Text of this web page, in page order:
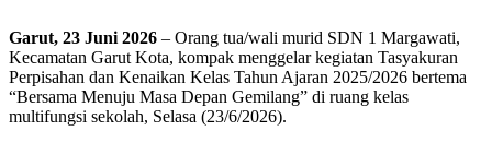
Garut, 23 Juni 2026 – Orang tua/wali murid SDN 1 Margawati,
Kecamatan Garut Kota, kompak menggelar kegiatan Tasyakuran
Perpisahan dan Kenaikan Kelas Tahun Ajaran 2025/2026 bertema
“Bersama Menuju Masa Depan Gemilang” di ruang kelas
multifungsi sekolah, Selasa (23/6/2026).